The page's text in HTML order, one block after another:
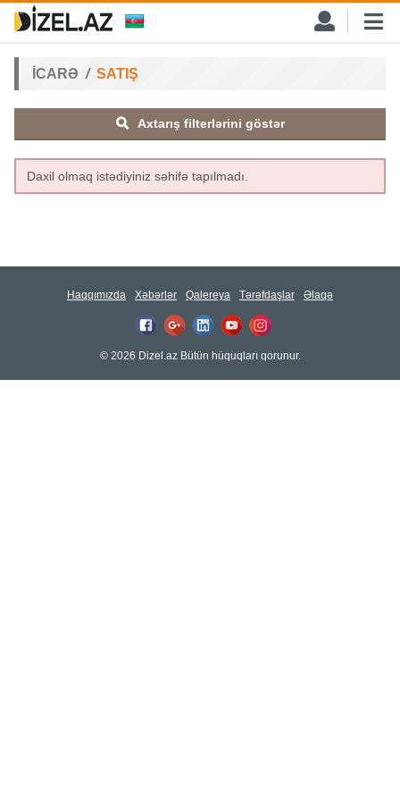
İCARƏ SATIŞ
Axtarış filterlərini göstər
Daxil olmaq istədiyiniz səhifə tapılmadı.
Haqqımızda Xəbərlər Qalereya Tərəfdaşlar Əlaqə
© 2026 Dizel.az Bütün hüquqları qorunur.